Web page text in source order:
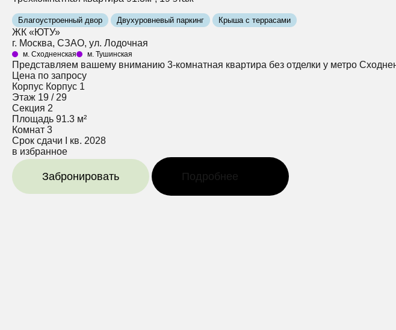
Благоустроенный двор Двухуровневый паркинг Крыша с террасами
ЖК «ЮТУ»
г. Москва, СЗАО, ул. Лодочная
м. Сходненская м. Тушинская
Представляем вашему вниманию 3-комнатная квартира без отделки у метро
Цена по запросу
Корпус Корпус 1
Этаж 19 / 29
Секция 2
Площадь 91.3 м²
Комнат 3
Срок сдачи
I кв. 2028
в избранное
Забронировать Подробнее